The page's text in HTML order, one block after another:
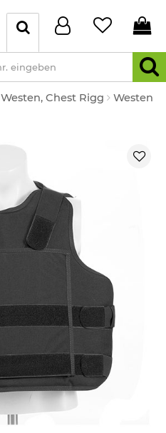
Westen, Chest Rigg
Westen